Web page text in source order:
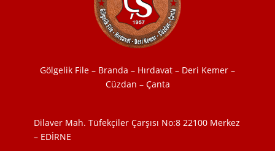
% 95’lik Gölgelik File 180 gr 0
Gölgelik File – Branda – Hırdavat – Deri Kemer –
Cüzdan – Çanta
Dilaver Mah. Tüfekçiler Çarşısı No:8 22100 Merkez
– EDİRNE